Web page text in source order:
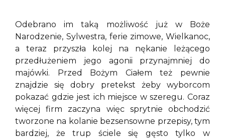
Odebrano im taką możliwość już w Boże
Narodzenie, Sylwestra, ferie zimowe, Wielkanoc,
a teraz przyszła kolej na nękanie leżącego
przedłużeniem jego agonii przynajmniej do
majówki. Przed Bożym Ciałem też pewnie
znajdzie się dobry pretekst żeby wyborcom
pokazać gdzie jest ich miejsce w szeregu. Coraz
więcej firm zaczyna więc sprytnie obchodzić
tworzone na kolanie bezsensowne przepisy, tym
bardziej, że trup ściele się gęsto tylko w